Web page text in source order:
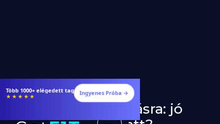
Étrendek, receptek és edzéstervek
★★★★★ Ingyenes Próba →
Tejcsokoládé fogyásra: jó